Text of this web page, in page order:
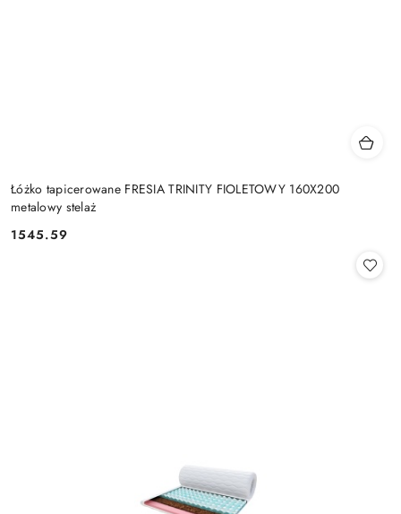
Łóżko tapicerowane FRESIA TRINITY FIOLETOWY 160X200
metalowy stelaż
Cena:
1545.59